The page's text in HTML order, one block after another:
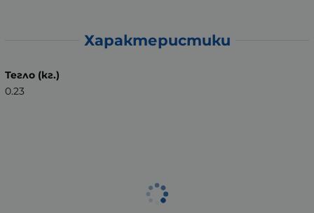
Характеристики
Тегло (кг.)
0.23